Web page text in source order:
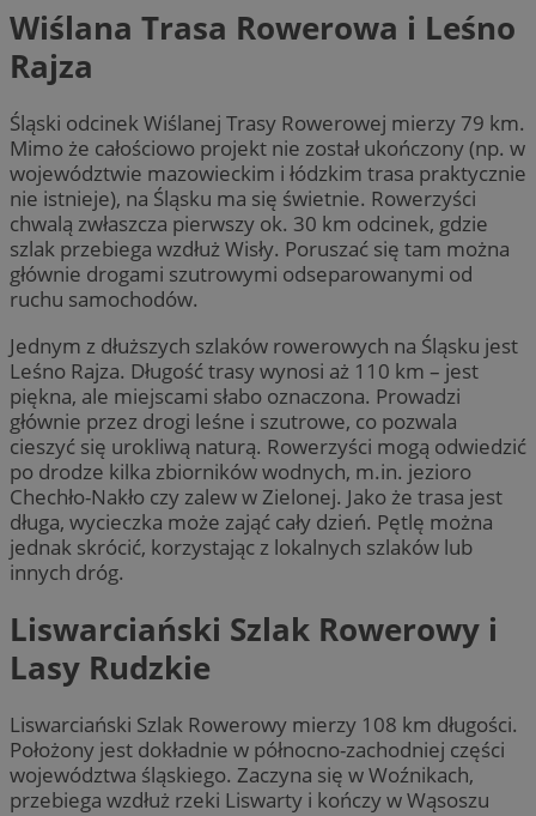
Wiślana Trasa Rowerowa i Leśno
Rajza
Śląski odcinek Wiślanej Trasy Rowerowej mierzy 79 km.
Mimo że całościowo projekt nie został ukończony (np. w
województwie mazowieckim i łódzkim trasa praktycznie
nie istnieje), na Śląsku ma się świetnie. Rowerzyści
chwalą zwłaszcza pierwszy ok. 30 km odcinek, gdzie
szlak przebiega wzdłuż Wisły. Poruszać się tam można
głównie drogami szutrowymi odseparowanymi od
ruchu samochodów.
Jednym z dłuższych szlaków rowerowych na Śląsku jest
Leśno Rajza. Długość trasy wynosi aż 110 km – jest
piękna, ale miejscami słabo oznaczona. Prowadzi
głównie przez drogi leśne i szutrowe, co pozwala
cieszyć się urokliwą naturą. Rowerzyści mogą odwiedzić
po drodze kilka zbiorników wodnych, m.in. jezioro
Chechło-Nakło czy zalew w Zielonej. Jako że trasa jest
długa, wycieczka może zająć cały dzień. Pętlę można
jednak skrócić, korzystając z lokalnych szlaków lub
innych dróg.
Liswarciański Szlak Rowerowy i
Lasy Rudzkie
Liswarciański Szlak Rowerowy mierzy 108 km długości.
Położony jest dokładnie w północno-zachodniej części
województwa śląskiego. Zaczyna się w Woźnikach,
przebiega wzdłuż rzeki Liswarty i kończy w Wąsoszu